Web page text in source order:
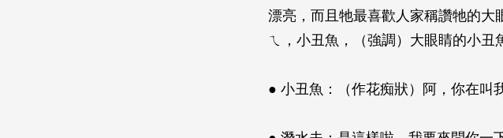
漂亮，而且牠最喜歡人家稱讚牠的大
ㄟ，小丑魚，（強調）大眼睛的小丑
● 小丑魚：（作花痴狀）阿，你在叫